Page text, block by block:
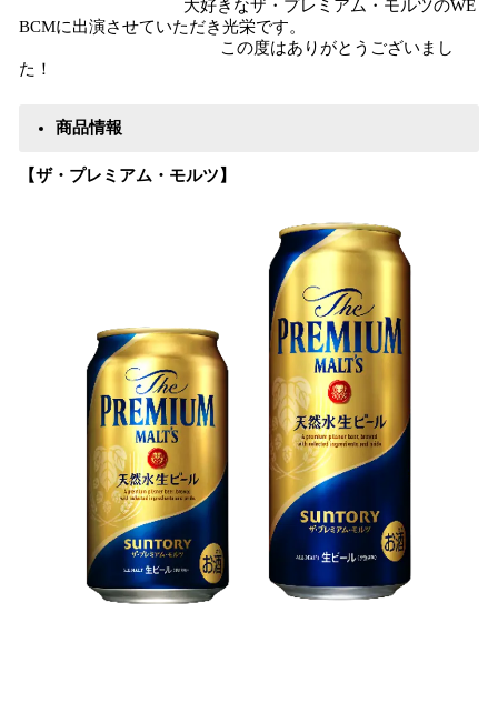
大好きなザ・プレミアム・モルツのWE
BCMに出演させていただき光栄です。
この度はありがとうございまし
た！
商品情報
【ザ・プレミアム・モルツ】